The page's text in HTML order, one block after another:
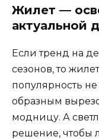
Жилет —
актуальной
Если тренд на
сезонов, то
популярность
образным
модницу. А
решение, чтобы